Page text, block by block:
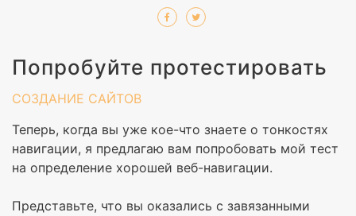
Попробуйте протестировать
СОЗДАНИЕ САЙТОВ
Теперь, когда вы уже кое-что знаете о тонкостях
навигации, я предлагаю вам попробовать мой тест
на определение хорошей веб-навигации.
Представьте, что вы оказались с завязанными